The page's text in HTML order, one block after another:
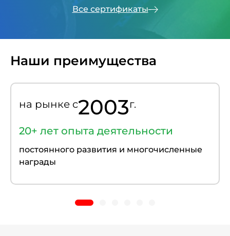
Все сертификаты
Наши преимущества
на рынке c2003г.
20+ лет опыта деятельности
постоянного развития и многочисленные
награды